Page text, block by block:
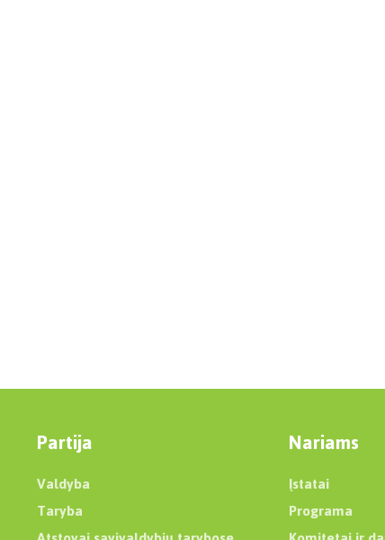
Partija
Valdyba
Taryba
Nariams
Įstatai
Programa